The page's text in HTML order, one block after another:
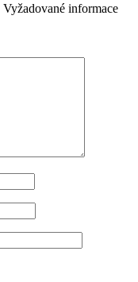
Vyžadované informace